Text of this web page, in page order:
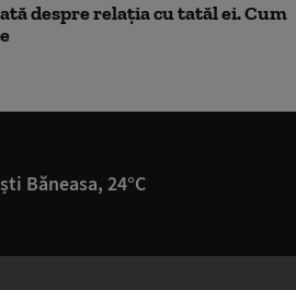
despre relația cu tatăl ei. Cum
Băneasa, 24°C